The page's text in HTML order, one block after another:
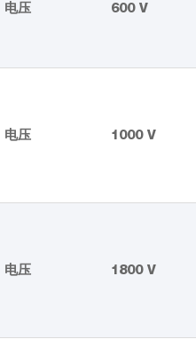
电压 600 V
电压 1000 V
电压 1800 V